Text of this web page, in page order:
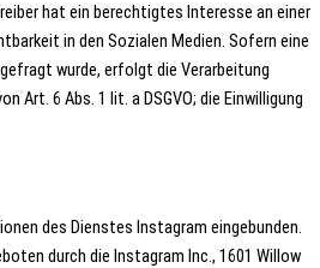
hat ein berechtigtes Interesse an einer
in den Sozialen Medien. Sofern eine
wurde, erfolgt die Verarbeitung
Art. 6 Abs. 1 lit. a DSGVO; die Einwilligung
des Dienstes Instagram eingebunden.
durch die Instagram Inc., 1601 Willow